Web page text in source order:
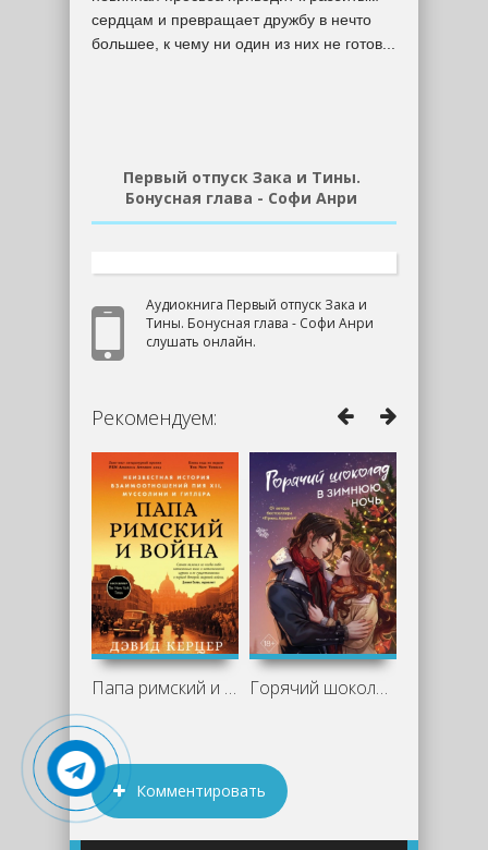
сердцам и превращает дружбу в нечто
большее, к чему ни один из них не готов...
Первый отпуск Зака и Тины.
Бонусная глава - Софи Анри
Аудиокнига Первый отпуск Зака и
Тины. Бонусная глава - Софи Анри
слушать онлайн.
Рекомендуем:
Папа римский и война: Неизвестная Горячий шоколад в зимнюю ночь - Софи
Комментировать